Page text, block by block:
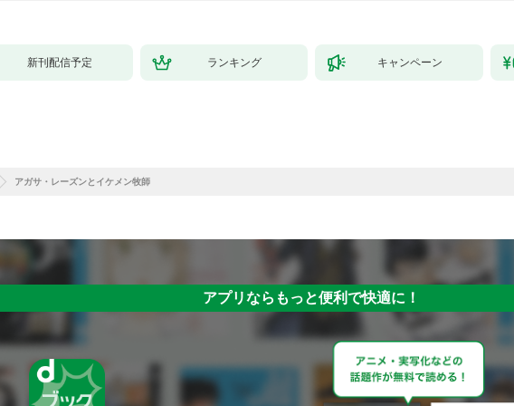
新刊配信予定 ランキング キャンペーン
アガサ・レーズンとイケメン牧師
アプリならもっと便利で快適に！